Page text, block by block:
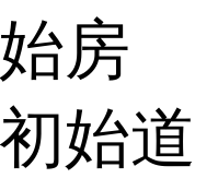
房
始道